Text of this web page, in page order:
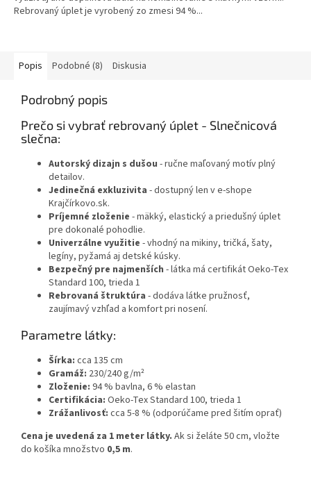
Rebrovaný úplet je vyrobený zo zmesi 94 %...
Popis Podobné (8) Diskusia
Podrobný popis
Prečo si vybrať rebrovaný úplet - Slnečnicová
slečna:
Autorský dizajn s dušou - ručne maľovaný motív plný
detailov.
Jedinečná exkluzivita - dostupný len v e-shope
Krajčírkovo.sk.
Príjemné zloženie - mäkký, elastický a priedušný úplet
pre dokonalé pohodlie.
Univerzálne využitie - vhodný na mikiny, tričká, šaty,
legíny, pyžamá aj detské kúsky.
Bezpečný pre najmenších - látka má certifikát Oeko-Tex
Standard 100, trieda 1
Rebrovaná štruktúra - dodáva látke pružnosť,
zaujímavý vzhľad a komfort pri nosení.
Parametre látky:
Šírka: cca 135 cm
Gramáž: 230/240 g/m²
Zloženie: 94 % bavlna, 6 % elastan
Certifikácia: Oeko-Tex Standard 100, trieda 1
Zrážanlivosť: cca 5-8 % (odporúčame pred šitím oprať)
Cena je uvedená za 1 meter látky. Ak si želáte 50 cm, vložte
do košíka množstvo 0,5 m.